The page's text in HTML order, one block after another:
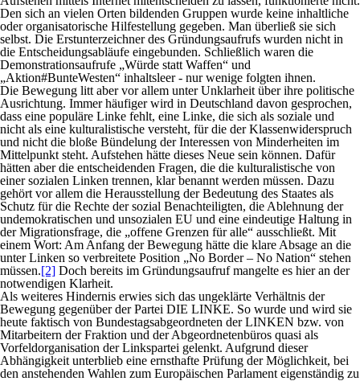
Den sich an vielen Orten bildenden Gruppen wurde keine inhaltliche
oder organisatorische Hilfestellung gegeben. Man überließ sie sich
selbst. Die Erstunterzeichner des Gründungsaufrufs wurden nicht in
die Entscheidungsabläufe eingebunden. Schließlich waren die
Demonstrationsaufrufe „Würde statt Waffen“ und
„Aktion#BunteWesten“ inhaltsleer - nur wenige folgten ihnen.
Die Bewegung litt aber vor allem unter Unklarheit über ihre politische
Ausrichtung. Immer häufiger wird in Deutschland davon gesprochen,
dass eine populäre Linke fehlt, eine Linke, die sich als soziale und
nicht als eine kulturalistische versteht, für die der Klassenwiderspruch
und nicht die bloße Bündelung der Interessen von Minderheiten im
Mittelpunkt steht. Aufstehen hätte dieses Neue sein können. Dafür
hätten aber die entscheidenden Fragen, die die kulturalistische von
einer sozialen Linken trennen, klar benannt werden müssen. Dazu
gehört vor allem die Herausstellung der Bedeutung des Staates als
Schutz für die Rechte der sozial Benachteiligten, die Ablehnung der
undemokratischen und unsozialen EU und eine eindeutige Haltung in
der Migrationsfrage, die „offene Grenzen für alle“ ausschließt. Mit
einem Wort: Am Anfang der Bewegung hätte die klare Absage an die
unter Linken so verbreitete Position „No Border – No Nation“ stehen
müssen.[2] Doch bereits im Gründungsaufruf mangelte es hier an der
notwendigen Klarheit.
Als weiteres Hindernis erwies sich das ungeklärte Verhältnis der
Bewegung gegenüber der Partei DIE LINKE. So wurde und wird sie
heute faktisch von Bundestagsabgeordneten der LINKEN bzw. von
Mitarbeitern der Fraktion und der Abgeordnetenbüros quasi als
Vorfeldorganisation der Linkspartei gelenkt. Aufgrund dieser
Abhängigkeit unterblieb eine ernsthafte Prüfung der Möglichkeit, bei
den anstehenden Wahlen zum Europäischen Parlament eigenständig zu